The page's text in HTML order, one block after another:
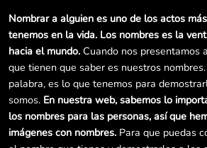
Nombrar a alguien es uno de los actos
tenemos en la vida. Los nombres es la
hacia el mundo. Cuando nos presentamos
que tienen que saber es nuestros
palabra, es lo que tenemos para
somos. En nuestra web, sabemos lo
los nombres para las personas, así que
imágenes con nombres. Para que puedas